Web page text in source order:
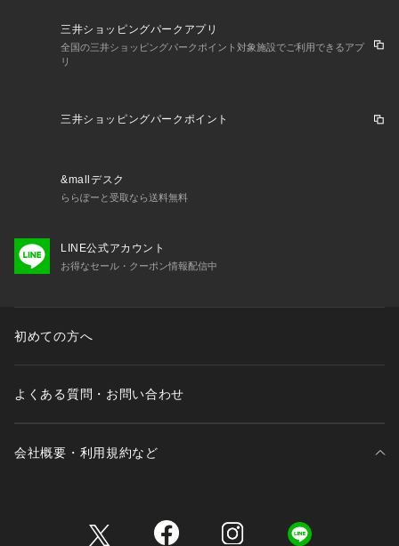
三井ショッピングパークアプリ
全国の三井ショッピングパークポイント対象施設でご利用できるアプ
リ
三井ショッピングパークポイント
&mallデスク
ららぽーと受取なら送料無料
LINE公式アカウント
お得なセール・クーポン情報配信中
初めての方へ
よくある質問・お問い合わせ
会社概要・利用規約など